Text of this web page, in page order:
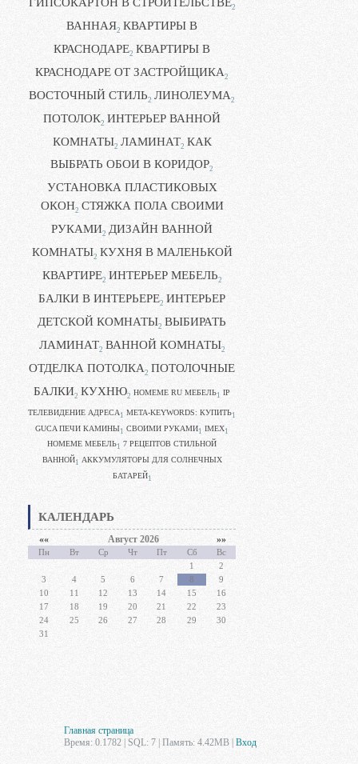
2
ВАННАЯ2 КВАРТИРЫ В
КРАСНОДАРЕ2 КВАРТИРЫ В
КРАСНОДАРЕ ОТ ЗАСТРОЙЩИКА2
ВОСТОЧНЫЙ СТИЛЬ2 ЛИНОЛЕУМА2
ПОТОЛОК2 ИНТЕРЬЕР ВАННОЙ
КОМНАТЫ2 ЛАМИНАТ2 КАК
ВЫБРАТЬ ОБОИ В КОРИДОР2
УСТАНОВКА ПЛАСТИКОВЫХ
ОКОН2 СТЯЖКА ПОЛА СВОИМИ
РУКАМИ2 ДИЗАЙН ВАННОЙ
КОМНАТЫ2 КУХНЯ В МАЛЕНЬКОЙ
КВАРТИРЕ2 ИНТЕРЬЕР МЕБЕЛЬ2
БАЛКИ В ИНТЕРЬЕРЕ2 ИНТЕРЬЕР
ДЕТСКОЙ КОМНАТЫ2 ВЫБИРАТЬ
ЛАМИНАТ2 ВАННОЙ КОМНАТЫ2
ОТДЕЛКА ПОТОЛКА2 ПОТОЛОЧНЫЕ
БАЛКИ2 КУХНЮ2 HOMEME RU МЕБЕЛЬ1 IP
ТЕЛЕВИДЕНИЕ АДРЕСА 1 META-KEYWORDS: КУПИТЬ1
GUCA ПЕЧИ КАМИНЫ1 CВОИМИ РУКАМИ1 IMEX1
HOMEME МЕБЕЛЬ1 7 РЕЦЕПТОВ СТИЛЬНОЙ
ВАННОЙ1 АККУМУЛЯТОРЫ ДЛЯ СОЛНЕЧНЫХ
БАТАРЕЙ1
КАЛЕНДАРЬ
«« Август 2026 »»
Пн Вт Ср Чт Пт Сб
Вс
1
2
3
4 5 6 7 8
9
10
11 12 13 14 15
16
17
18 19 20 21 22
23
24
25 26 27 28 29
30
31
Главная страница
Время: 0.1782 | SQL: 7 | Память: 4.42MB Вход